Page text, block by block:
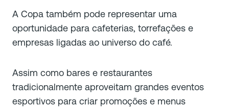
A Copa também pode representar uma
oportunidade para cafeterias, torrefações e
empresas ligadas ao universo do café.
Assim como bares e restaurantes
tradicionalmente aproveitam grandes eventos
esportivos para criar promoções e menus